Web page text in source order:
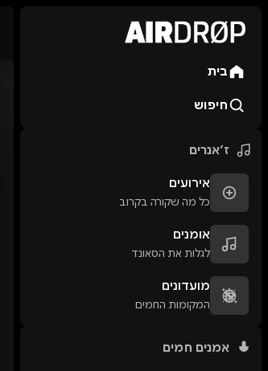
בית
חיפוש
ז׳אנרים
אירועים
כל מה שקורה בקרוב
אומנים
לגלות את הסאונד
מועדונים
המקומות החמים
אמנים חמים